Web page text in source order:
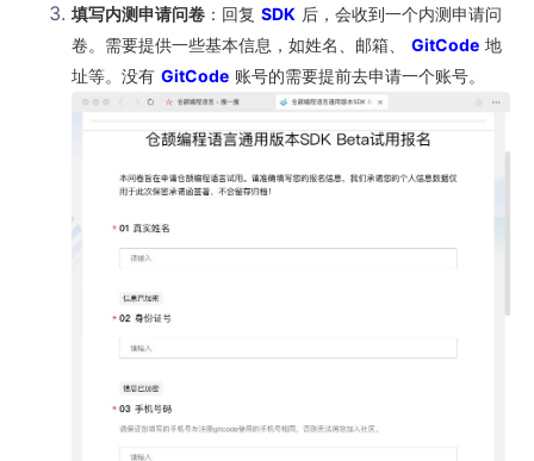
填写内测申请问卷 ：回复 SDK 后，会收到一个内测申请问
卷。需要提供一些基本信息，如姓名、邮箱、
GitCode 地
址等。没有 GitCode 账号的需要提前去申请一个账号。